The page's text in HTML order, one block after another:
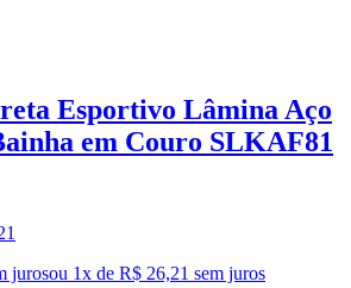
Esportivo Lâmina Aço
em Couro SLKAF81
jurosou 1x de R$ 26,21 sem juros